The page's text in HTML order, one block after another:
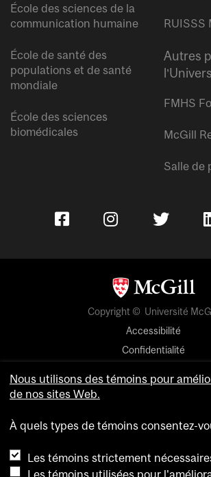
École des sciences de la
communication humaine
École de santé des
populations et de santé
mondiale
École des sciences
biomédicales
RUISSS
Autres
FMHS
McGill
Salle de
Copyright © Université
Accessibilité
Confidentialité
Pour nous joindre
Nous utilisons des témoins pour
de nos sites Web.
À quels types de témoins consentez-
Les témoins strictement
Les témoins utilisées pour